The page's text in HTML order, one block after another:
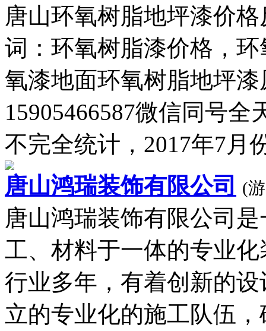
唐山环氧树脂地坪漆价
词：环氧树脂漆价格，
氧漆地面环氧树脂地坪
15905466587微信同号
不完全统计，2017年7月
唐山鸿瑞装饰有限公司
(
唐山鸿瑞装饰有限公司
工、材料于一体的专业
行业多年，有着创新的
立的专业化的施工队伍